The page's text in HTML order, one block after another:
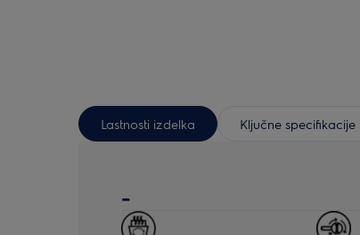
Lastnosti izdelka Ključne specifikacije
-